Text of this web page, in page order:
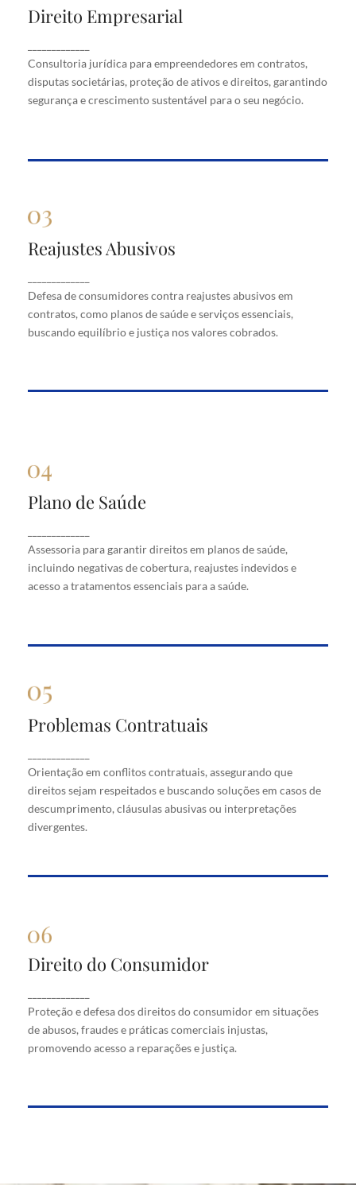
Direito Empresarial
Consultoria jurídica para empreendedores em contratos,
disputas societárias, proteção de ativos e direitos, garantindo
segurança e crescimento sustentável para o seu negócio.
Direito Empresarial
contratos, disputas societárias, proteção de ativos
e direitos, garantindo segurança e crescimento
sustentável para o seu negócio.
Reajustes Abusivos
Defesa de consumidores contra reajustes abusivos em
contratos, como planos de saúde e serviços essenciais,
buscando equilíbrio e justiça nos valores cobrados.
Reajustes Abusivos
em contratos, como planos de saúde e serviços
essenciais, buscando equilíbrio e justiça nos valores
cobrados.
Plano de Saúde
Assessoria para garantir direitos em planos de saúde,
incluindo negativas de cobertura, reajustes indevidos e
acesso a tratamentos essenciais para a saúde.
Plano de Saúde
saúde, incluindo negativas de cobertura, reajustes
indevidos e acesso a tratamentos essenciais para a
saúde.
Problemas Contratuais
Orientação em conflitos contratuais, assegurando que
direitos sejam respeitados e buscando soluções em casos de
descumprimento, cláusulas abusivas ou interpretações
divergentes.
Problemas Contratuais
que direitos sejam respeitados e buscando soluções
em casos de descumprimento, cláusulas abusivas
ou interpretações divergentes.
Direito do Consumidor
Proteção e defesa dos direitos do consumidor em situações
de abusos, fraudes e práticas comerciais injustas,
promovendo acesso a reparações e justiça.
Direito do Consumidor
situações de abusos, fraudes e práticas comerciais
injustas, promovendo acesso a reparações e justiça.